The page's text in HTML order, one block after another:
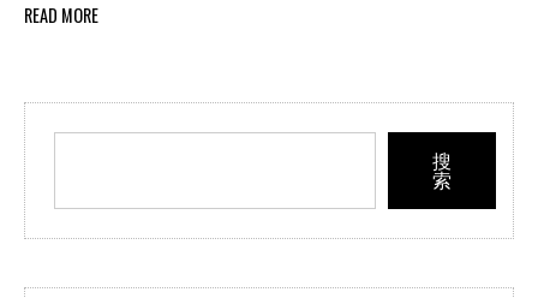
READ MORE
搜
索